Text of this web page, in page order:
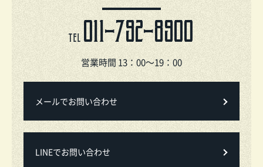
TEL 011-792-8900
営業時間 13：00～19：00
メールでお問い合わせ
LINEでお問い合わせ